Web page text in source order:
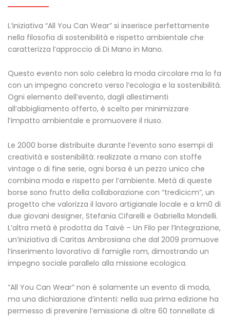
L’iniziativa “All You Can Wear” si inserisce perfettamente
nella filosofia di sostenibilità e rispetto ambientale che
caratterizza l’approccio di Di Mano in Mano.
Questo evento non solo celebra la moda circolare ma lo fa
con un impegno concreto verso l’ecologia e la sostenibilità.
Ogni elemento dell’evento, dagli allestimenti
all’abbigliamento offerto, è scelto per minimizzare
l’impatto ambientale e promuovere il riuso.
Le 2000 borse distribuite durante l’evento sono esempi di
creatività e sostenibilità: realizzate a mano con stoffe
vintage o di fine serie, ogni borsa è un pezzo unico che
combina moda e rispetto per l’ambiente. Metà di queste
borse sono frutto della collaborazione con “tredicicm”, un
progetto che valorizza il lavoro artigianale locale e a km0 di
due giovani designer, Stefania Cifarelli e Gabriella Mondelli.
L’altra metà è prodotta da Taivè – Un Filo per l’Integrazione,
un’iniziativa di Caritas Ambrosiana che dal 2009 promuove
l’inserimento lavorativo di famiglie rom, dimostrando un
impegno sociale parallelo alla missione ecologica.
“All You Can Wear” non è solamente un evento di moda,
ma una dichiarazione d’intenti: nella sua prima edizione ha
permesso di prevenire l’emissione di oltre 60 tonnellate di